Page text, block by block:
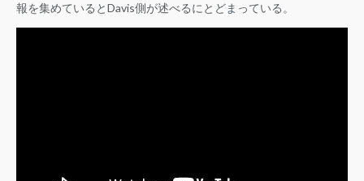
報を集めているとDavis側が述べるにとどまっている。